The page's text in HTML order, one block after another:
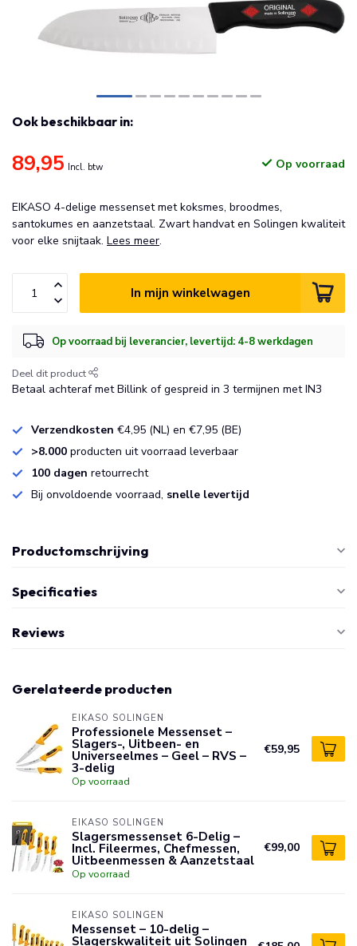
Ook beschikbaar in:
89,95 Incl. btw Op voorraad
EIKASO 4-delige messenset met koksmes, broodmes,
santokumes en aanzetstaal. Zwart handvat en Solingen kwaliteit
voor elke snijtaak. Lees meer.
In mijn winkelwagen
Op voorraad bij leverancier, levertijd: 4-8 werkdagen
Deel dit product
Betaal achteraf met Billink of gespreid in 3 termijnen met IN3
Verzendkosten €4,95 (NL) en €7,95 (BE)
>8.000 producten uit voorraad leverbaar
100 dagen retourrecht
Bij onvoldoende voorraad, snelle levertijd
Productomschrijving
Specificaties
Reviews
Gerelateerde producten
EIKASO SOLINGEN
Professionele Messenset –
Slagers-, Uitbeen- en
Universeelmes – Geel – RVS –
3-delig
Op voorraad
€59,95
EIKASO SOLINGEN
Slagersmessenset 6-Delig –
Incl. Fileermes, Chefmessen,
Uitbeenmessen & Aanzetstaal
Op voorraad
€99,00
EIKASO SOLINGEN
Messenset – 10-delig –
Slagerskwaliteit uit Solingen